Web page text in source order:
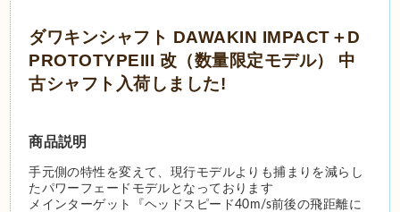
ダワキンシャフト DAWAKIN IMPACT＋D
PROTOTYPEIII 改（数量限定モデル） 中
古シャフト入荷しました!
商品説明
手元側の特性を変えて、現行モデルよりも捕まりを減らし
たパワーフェードモデルとなっております
メインターゲット『ヘッドスピード40m/s前後の飛距離に